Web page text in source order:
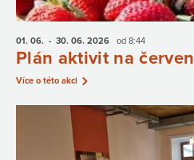
01. 06. - 30. 06. 2026 od 8:44
Plán aktivit na červen
Více o této akci